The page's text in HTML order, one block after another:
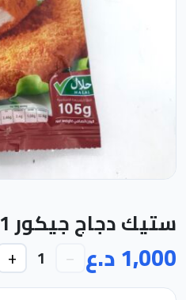
ستيك دجاج جيكور 1 قطعة
1,000 د.ع −
1
+